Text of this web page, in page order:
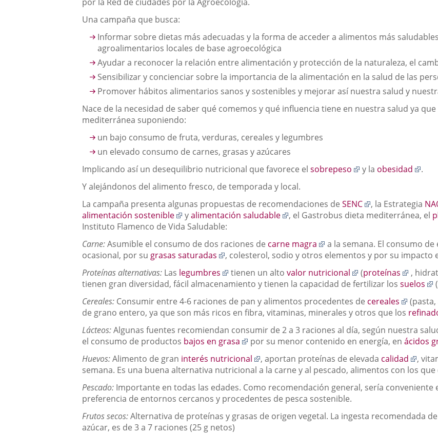
externa.
Una campaña que busca:
Informar sobre dietas más adecuadas y la forma de acceder a alimentos más
agroalimentarios locales de base agroecológica
Ayudar a reconocer la relación entre alimentación y protección de la naturaleza, el
Sensibilizar y concienciar sobre la importancia de la alimentación en la salud de las
Promover hábitos alimentarios sanos y sostenibles y mejorar así nuestra salud y
Nace de la necesidad de saber qué comemos y qué influencia tiene en nuestra salud ya
mediterránea suponiendo:
un bajo consumo de fruta, verduras, cereales y legumbres
un elevado consumo de carnes, grasas y azúcares
Implicando así un desequilibrio nutricional que favorece elsobrepeso
Enlace
aplicación
externa.
y la obesidad
.
Y alejándonos del alimento fresco, de temporada y local.
La campaña presenta algunas propuestas de recomendaciones deSENC
Enlace
a
externa.
, la Estrategia
alimentación sostenible
Enlace
a
aplicación
externa.
yalimentación saludable
Enlace
aplicación
externa.
, el Gastrobus dieta mediterránea, el
Instituto Flamenco de Vida Saludable:
Carne:Asumible el consumo de dos raciones de carne magra
Enlace
a
aplicación
externa.
a la semana. El consumo
ocasional, por su grasas saturadas
Enlace
una
aplicación
externa.
, colesterol, sodio y otros elementos y por su impacto
Proteínas alternativas: Las legumbres
Enlace
a
aplicación
externa.
tienen un altovalor nutricional
Enlace
a
aplicación
externa.
(proteínas
Enlace
a
,
tienen gran diversidad, fácil almacenamiento y tienen la capacidad de fertilizar lossuelos (
Cereales: Consumir entre 4-6 raciones de pan y alimentos procedentes de cereales
Enlace
a
externa.
de grano entero, ya que son más ricos en fibra, vitaminas, minerales y otros que los
Lácteos:Algunas fuentes recomiendan consumir de 2 a 3 raciones al día, según nuestra
el consumo de productos bajos en grasa
Enlace
una
aplicación
externa.
por su menor contenido en energía, enácidos
Huevos:Alimento de gran interés nutricional
Enlace
a
aplicación
externa.
, aportan proteínas de elevada calidad
a
,
semana. Es una buena alternativa nutricional a la carne y al pescado, alimentos con los
Pescado: Importante en todas las edades. Como recomendación general, sería
preferencia de entornos cercanos y procedentes de pesca sostenible.
Frutos secos:Alternativa de proteínas y grasas de origen vegetal. La ingesta recomendada
azúcar, es de 3 a 7 raciones (25 g netos)